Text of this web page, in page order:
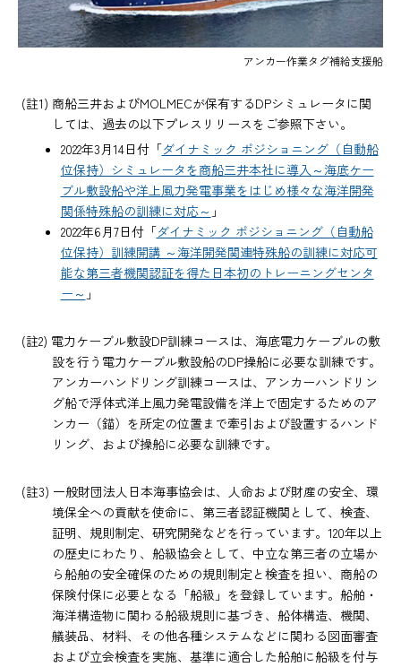
アンカー作業タグ補給支援船
(註1) 商船三井およびMOLMECが保有するDPシミュレータに関
しては、過去の以下プレスリリースをご参照下さい。
2022年3月14日付「ダイナミック ポジショニング（自動船
位保持）シミュレータを商船三井本社に導入～海底ケー
ブル敷設船や洋上風力発電事業をはじめ様々な海洋開発
関係特殊船の訓練に対応～ 」
2022年6月7日付「ダイナミック ポジショニング（自動船
位保持）訓練開講 ～海洋開発関連特殊船の訓練に対応可
能な第三者機関認証を得た日本初のトレーニングセンタ
ー～ 」
(註2) 電力ケーブル敷設DP訓練コースは、海底電力ケーブルの敷
設を行う電力ケーブル敷設船のDP操船に必要な訓練です。
アンカーハンドリング訓練コースは、アンカーハンドリン
グ船で浮体式洋上風力発電設備を洋上で固定するためのア
ンカー（錨）を所定の位置まで牽引および設置するハンド
リング、および操船に必要な訓練です。
(註3) 一般財団法人日本海事協会は、人命および財産の安全、環
境保全への貢献を使命に、第三者認証機関として、検査、
証明、規則制定、研究開発などを行っています。120年以上
の歴史にわたり、船級協会として、中立な第三者の立場か
ら船舶の安全確保のための規則制定と検査を担い、商船の
保険付保に必要となる「船級」を登録しています。船舶・
海洋構造物に関わる船級規則に基づき、船体構造、機関、
艤装品、材料、その他各種システムなどに関わる図面審査
および立会検査を実施、基準に適合した船舶に船級を付与